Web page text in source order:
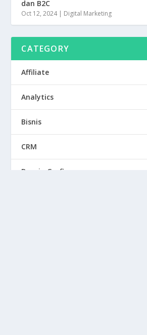
dan B2C
Oct 12, 2024| Digital Marketing
CATEGORY
Affiliate
Analytics
Bisnis
CRM
Desain Grafis